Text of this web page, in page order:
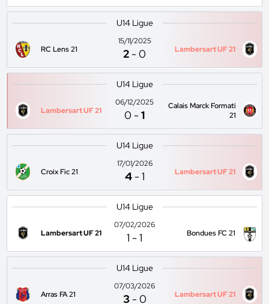
U14 Ligue
RC Lens 21
15/11/2025
2 -0 Lambersart UF 21
U14 Ligue
Lambersart UF 21
06/12/2025
0 -1
Calais Marck Formati
21
U14 Ligue
Croix Fic 21
17/01/2026
4 -1 Lambersart UF 21
U14 Ligue
Lambersart UF 21
07/02/2026
1 -1 Bondues FC 21
U14 Ligue
Arras FA 21
07/03/2026
3 -0 Lambersart UF 21